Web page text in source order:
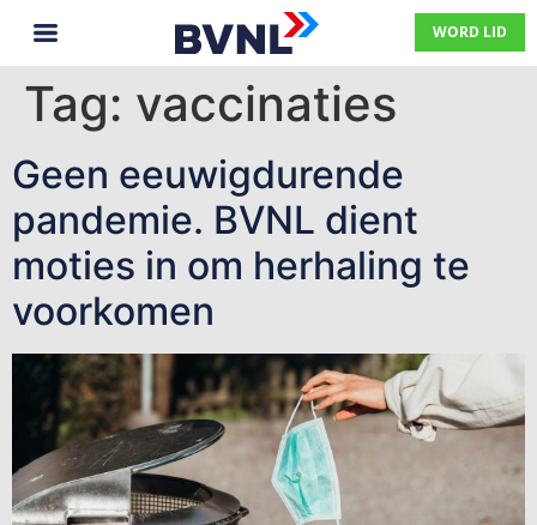
WORD LID
Tag: vaccinaties
Geen eeuwigdurende
pandemie. BVNL dient
moties in om herhaling te
voorkomen